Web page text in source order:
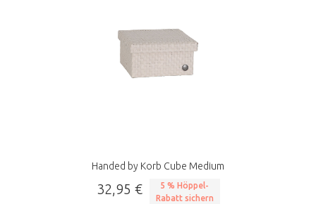
Handed by Korb Cube Medium
32,95 €
5 % Höppel-
Rabatt sichern